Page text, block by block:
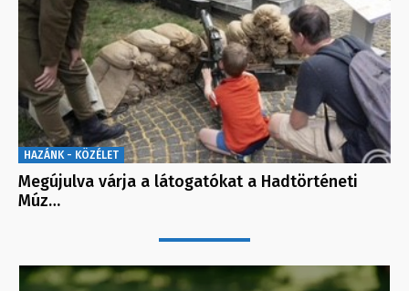
HAZÁNK - KÖZÉLET
Megújulva várja a látogatókat a Hadtörténeti
Múz…